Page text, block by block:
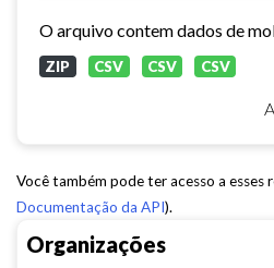
Organizações
ZIP CSV CSV CSV
Você também pode ter acesso a esses
Documentação da API).